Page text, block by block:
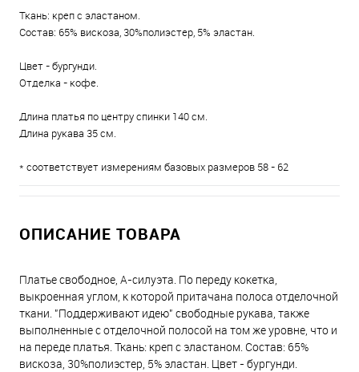
Ткань: креп с эластаном.
Состав: 65% вискоза, 30%полиэстер, 5% эластан.
Цвет - бургунди.
Отделка - кофе.
Длина платья по центру спинки 140 см.
Длина рукава 35 см.
* соответствует измерениям базовых размеров 58 - 62
ОПИСАНИЕ ТОВАРА
Платье свободное, А-силуэта. По переду кокетка,
выкроенная углом, к которой притачана полоса отделочной
ткани. "Поддерживают идею" свободные рукава, также
выполненные с отделочной полосой на том же уровне, что и
на переде платья. Ткань: креп с эластаном. Состав: 65%
вискоза, 30%полиэстер, 5% эластан. Цвет - бургунди.